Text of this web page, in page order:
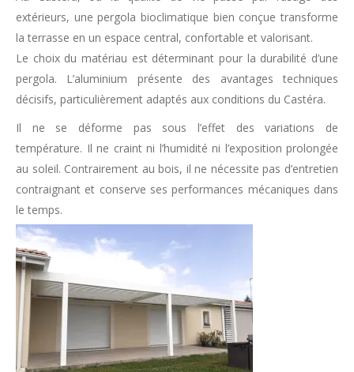
extérieurs, une pergola bioclimatique bien conçue transforme
la terrasse en un espace central, confortable et valorisant.
Le choix du matériau est déterminant pour la durabilité d’une
pergola. L’aluminium présente des avantages techniques
décisifs, particulièrement adaptés aux conditions du Castéra.
Il ne se déforme pas sous l’effet des variations de
température. Il ne craint ni l’humidité ni l’exposition prolongée
au soleil. Contrairement au bois, il ne nécessite pas d’entretien
contraignant et conserve ses performances mécaniques dans
le temps.